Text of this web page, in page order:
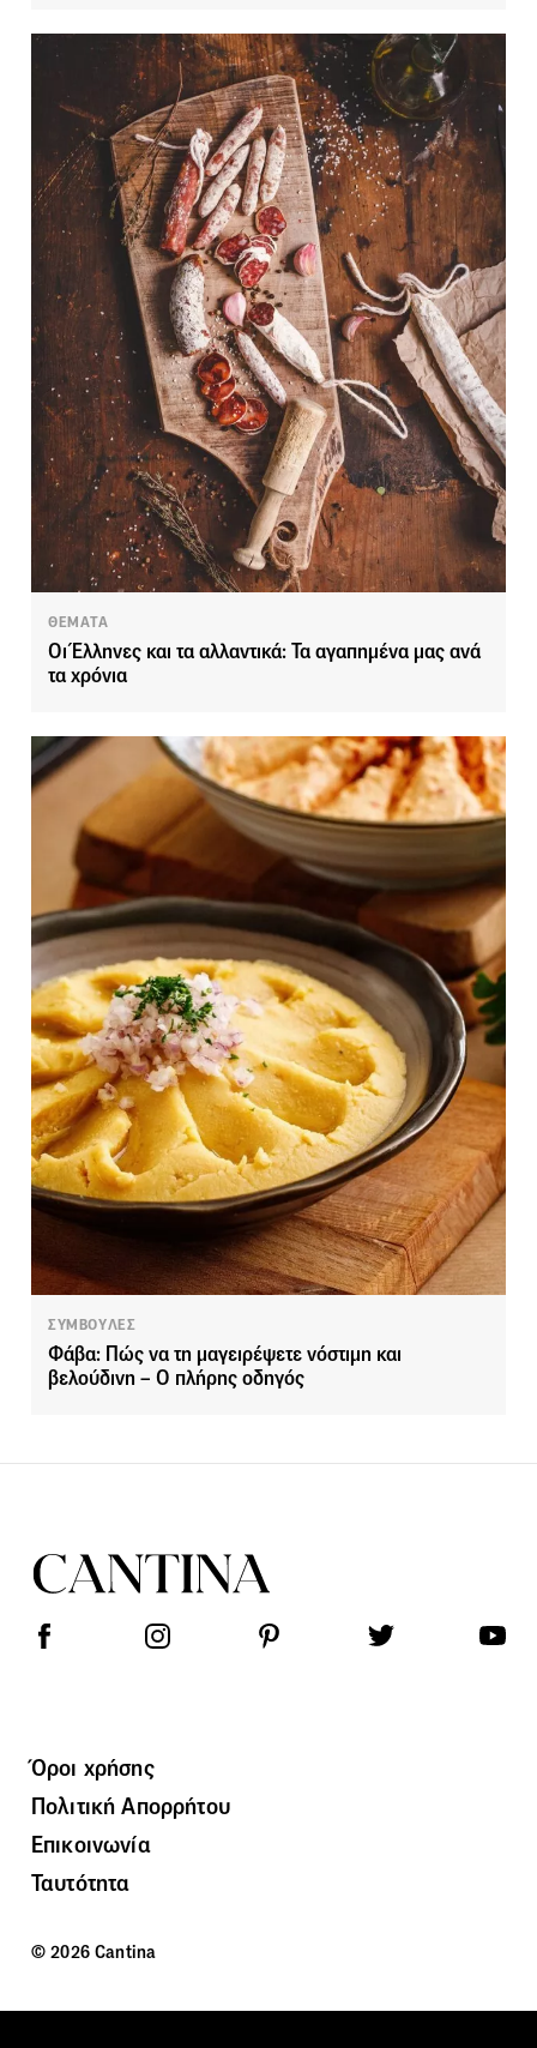
ΘΕΜΑΤΑ
Οι Έλληνες και τα αλλαντικά: Τα αγαπημένα μας ανά
τα χρόνια
ΣΥΜΒΟΥΛΕΣ
Φάβα: Πώς να τη μαγειρέψετε νόστιμη και
βελούδινη – Ο πλήρης οδηγός
Όροι χρήσης
Πολιτική Απορρήτου
Επικοινωνία
Ταυτότητα
© 2026 Cantina